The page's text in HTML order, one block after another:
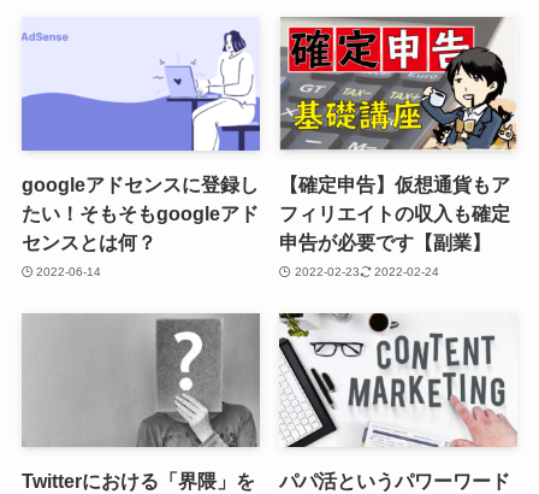
googleアドセンスに登録し
たい！そもそもgoogleアド
センスとは何？
2022-06-14
【確定申告】仮想通貨もア
フィリエイトの収入も確定
申告が必要です【副業】
2022-02-23 2022-02-24
Twitterにおける「界隈」を
パパ活というパワーワード